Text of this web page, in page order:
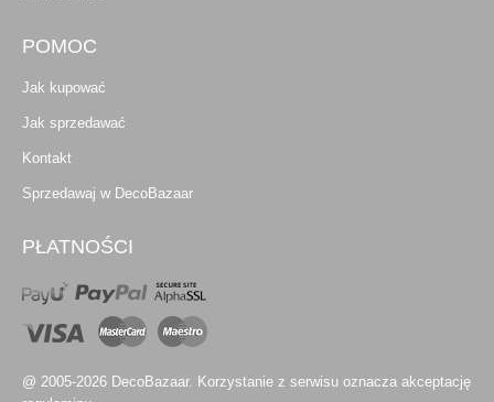
POMOC
Jak kupować
Jak sprzedawać
Kontakt
Sprzedawaj w DecoBazaar
PŁATNOŚCI
@ 2005-2026 DecoBazaar. Korzystanie z serwisu oznacza akceptację